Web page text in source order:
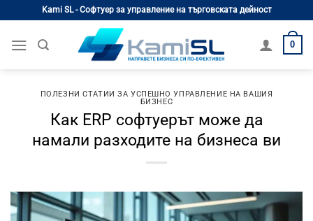
content
Kami SL - Софтуер за управление на търговската дейност
0
ПОЛЕЗНИ СТАТИИ ЗА УСПЕШНО УПРАВЛЕНИЕ НА ВАШИЯ
БИЗНЕС
Как ERP софтуерът може да
намали разходите на бизнеса ви